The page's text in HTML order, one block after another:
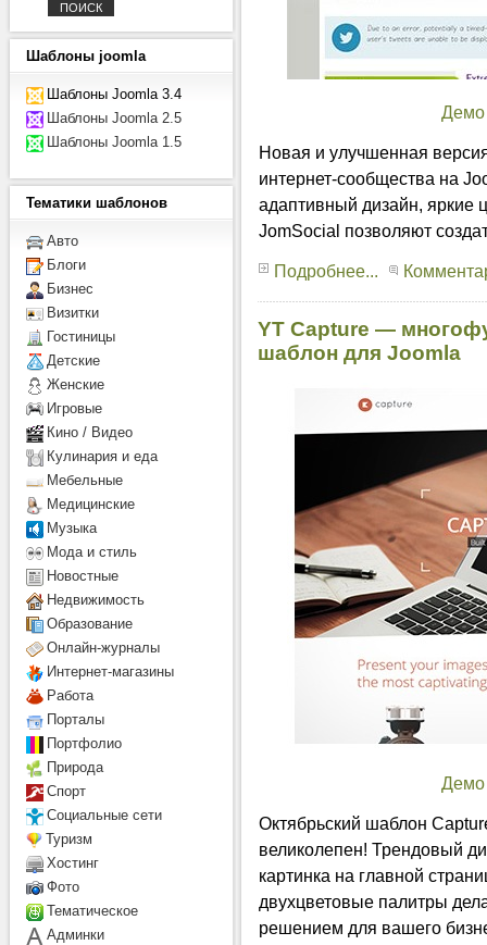
Новая и улучшенная
интернет-сообщества на
адаптивный дизайн, яркие
JomSocial позволяют
Подробнее...
YT Capture —
шаблон для Joomla
Октябрьский шаблон
великолепен! Трендовый
картинка на главной
двухцветовые палитры
решением для вашего
Шаблоны joomla
Шаблоны Joomla 3.4
Шаблоны Joomla 2.5
Шаблоны Joomla 1.5
Тематики шаблонов
Авто
Блоги
Бизнес
Визитки
Гостиницы
Детcкие
Женские
Игровые
Кино / Видео
Кулинария и еда
Мебельные
Медицинские
Музыка
Мода и стиль
Новостные
Недвижимость
Образование
Онлайн-журналы
Интернет-магазины
Работа
Порталы
Портфолио
Природа
Спорт
Социальные сети
Туризм
Хостинг
Фото
Тематическое
Админки